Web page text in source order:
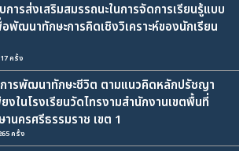
ารส่งเสริมสมรรถนะในการจัดการเรียนรู้แบบ
พัฒนาทักษะการคิดเชิงวิเคราะห์ของนักเรียน
ครั้ง
การพัฒนาทักษะชีวิต ตามแนวคิดหลักปรัชญา
งในโรงเรียนวัดไทรงามสำนักงานเขตพื้นที่
นครศรีธรรมราช เขต 1
ครั้ง